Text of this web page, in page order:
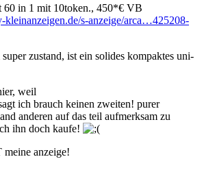
60 in 1 mit 10token., 450*€ VB
kleinanzeigen.de/s-anzeige/arca…425208-
zustand, ist ein solides kompaktes uni-
weil
ich brauch keinen zweiten! purer
anderen auf das teil aufmerksam zu
ihn doch kaufe!
anzeige!